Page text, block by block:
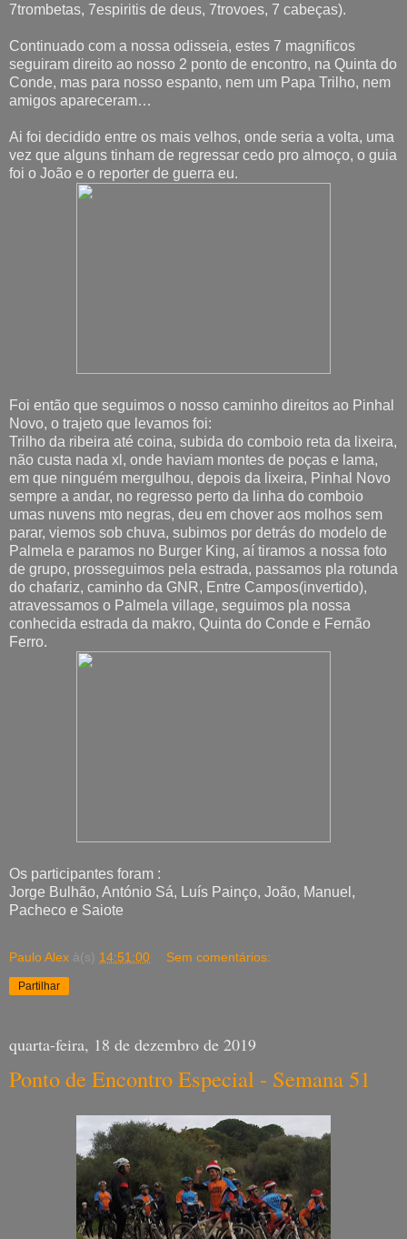
7trombetas, 7espiritis de deus, 7trovoes, 7 cabeças).
Continuado com a nossa odisseia, estes 7 magnificos
seguiram direito ao nosso 2 ponto de encontro, na Quinta do
Conde, mas para nosso espanto, nem um Papa Trilho, nem
amigos apareceram…
Ai foi decidido entre os mais velhos, onde seria a volta, uma
vez que alguns tinham de regressar cedo pro almoço, o guia
foi o João e o reporter de guerra eu.
Foi então que seguimos o nosso caminho direitos ao Pinhal
Novo, o trajeto que levamos foi:
Trilho da ribeira até coina, subida do comboio reta da lixeira,
não custa nada xl, onde haviam montes de poças e lama,
em que ninguém mergulhou, depois da lixeira, Pinhal Novo
sempre a andar, no regresso perto da linha do comboio
umas nuvens mto negras, deu em chover aos molhos sem
parar, viemos sob chuva, subimos por detrás do modelo de
Palmela e paramos no Burger King, aí tiramos a nossa foto
de grupo, prosseguimos pela estrada, passamos pla rotunda
do chafariz, caminho da GNR, Entre Campos(invertido),
atravessamos o Palmela village, seguimos pla nossa
conhecida estrada da makro, Quinta do Conde e Fernão
Ferro.
Os participantes foram :
Jorge Bulhão, António Sá, Luís Painço, João, Manuel,
Pacheco e Saiote
Paulo Alex à(s) 14:51:00 Sem comentários:
Partilhar
quarta-feira, 18 de dezembro de 2019
Ponto de Encontro Especial - Semana 51